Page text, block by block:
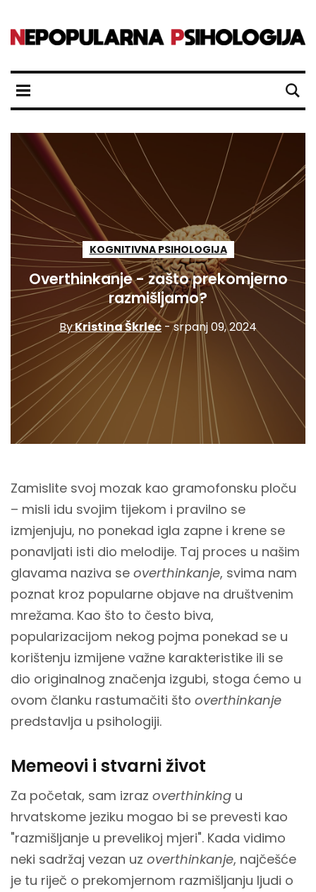
KOGNITIVNA PSIHOLOGIJA
Overthinkanje - zašto prekomjerno
razmišljamo?
ByKristina Škrlec - srpanj 09, 2024
Zamislite svoj mozak kao gramofonsku ploču
– misli idu svojim tijekom i pravilno se
izmjenjuju, no ponekad igla zapne i krene se
ponavljati isti dio melodije. Taj proces u našim
glavama naziva se overthinkanje, svima nam
poznat kroz popularne objave na društvenim
mrežama. Kao što to često biva,
popularizacijom nekog pojma ponekad se u
korištenju izmijene važne karakteristike ili se
dio originalnog značenja izgubi, stoga ćemo u
ovom članku rastumačiti što overthinkanje
predstavlja u psihologiji.
Memeovi i stvarni život
Za početak, sam izraz overthinking u
hrvatskome jeziku mogao bi se prevesti kao
"razmišljanje u prevelikoj mjeri". Kada vidimo
neki sadržaj vezan uz overthinkanje, najčešće
je tu riječ o prekomjernom razmišljanju ljudi o